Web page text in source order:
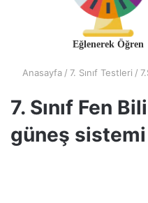
Eğlenerek Öğren
Anasayfa / 7. Sınıf Testleri /
7. Sınıf Fen
güneş sistemi